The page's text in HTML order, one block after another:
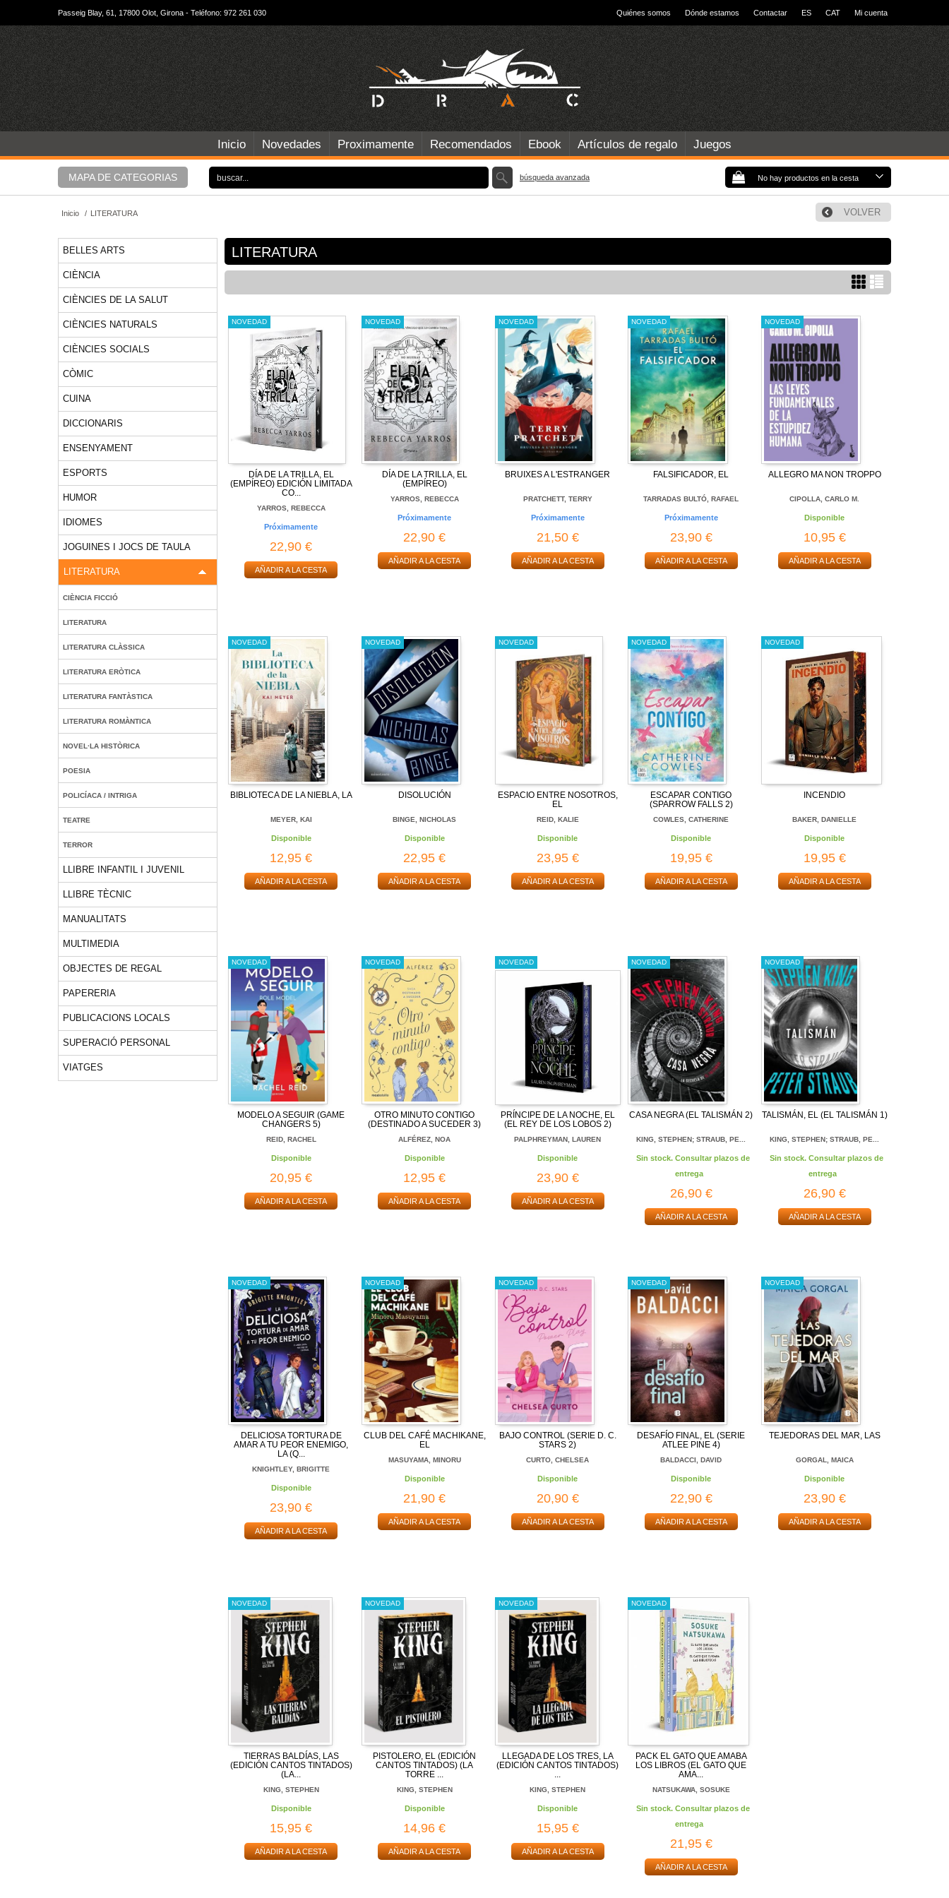
Passeig Blay, 61, 17800 Olot, Girona - Teléfono: 972 261 030 Quiénes somos Dónde estamos Contactar ES CAT Mi cuenta
Inicio Novedades Proximamente Recomendados Ebook Artículos de regalo Juegos
MAPA DE CATEGORIAS No hay productos en la cesta
búsqueda avanzada
Inicio / LITERATURA VOLVER
BELLES ARTS
CIÈNCIA
CIÈNCIES DE LA SALUT
CIÈNCIES NATURALS
CIÈNCIES SOCIALS
CÒMIC
CUINA
DICCIONARIS
ENSENYAMENT
ESPORTS
HUMOR
IDIOMES
JOGUINES I JOCS DE TAULA
LITERATURA
CIÈNCIA FICCIÓ
LITERATURA
LITERATURA CLÀSSICA
LITERATURA ERÒTICA
LITERATURA FANTÀSTICA
LITERATURA ROMÀNTICA
NOVEL·LA HISTÒRICA
POESIA
POLICÍACA / INTRIGA
TEATRE
TERROR
LLIBRE INFANTIL I JUVENIL
LLIBRE TÈCNIC
MANUALITATS
MULTIMEDIA
OBJECTES DE REGAL
PAPERERIA
PUBLICACIONS LOCALS
SUPERACIÓ PERSONAL
VIATGES
LITERATURA
NOVEDAD
DÍA DE LA TRILLA, EL
(EMPÍREO) EDICIÓN LIMITADA
CO...
YARROS, REBECCA
Próximamente
22,90 €
AÑADIR A LA CESTA
NOVEDAD
DÍA DE LA TRILLA, EL
(EMPÍREO)
YARROS, REBECCA
Próximamente
22,90 €
AÑADIR A LA CESTA
NOVEDAD
BRUIXES A L'ESTRANGER
PRATCHETT, TERRY
Próximamente
21,50 €
AÑADIR A LA CESTA
NOVEDAD
FALSIFICADOR, EL
TARRADAS BULTÓ, RAFAEL
Próximamente
23,90 €
AÑADIR A LA CESTA
NOVEDAD
ALLEGRO MA NON TROPPO
CIPOLLA, CARLO M.
Disponible
10,95 €
AÑADIR A LA CESTA
NOVEDAD
BIBLIOTECA DE LA NIEBLA, LA
MEYER, KAI
Disponible
12,95 €
AÑADIR A LA CESTA
NOVEDAD
DISOLUCIÓN
BINGE, NICHOLAS
Disponible
22,95 €
AÑADIR A LA CESTA
NOVEDAD
ESPACIO ENTRE NOSOTROS,
EL
REID, KALIE
Disponible
23,95 €
AÑADIR A LA CESTA
NOVEDAD
ESCAPAR CONTIGO
(SPARROW FALLS 2)
COWLES, CATHERINE
Disponible
19,95 €
AÑADIR A LA CESTA
NOVEDAD
INCENDIO
BAKER, DANIELLE
Disponible
19,95 €
AÑADIR A LA CESTA
NOVEDAD
MODELO A SEGUIR (GAME
CHANGERS 5)
REID, RACHEL
Disponible
20,95 €
AÑADIR A LA CESTA
NOVEDAD
OTRO MINUTO CONTIGO
(DESTINADO A SUCEDER 3)
ALFÉREZ, NOA
Disponible
12,95 €
AÑADIR A LA CESTA
NOVEDAD
PRÍNCIPE DE LA NOCHE, EL
(EL REY DE LOS LOBOS 2)
PALPHREYMAN, LAUREN
Disponible
23,90 €
AÑADIR A LA CESTA
NOVEDAD
CASA NEGRA (EL TALISMÁN 2)
KING, STEPHEN; STRAUB, PE...
Sin stock. Consultar plazos de
entrega
26,90 €
AÑADIR A LA CESTA
NOVEDAD
TALISMÁN, EL (EL TALISMÁN 1)
KING, STEPHEN; STRAUB, PE...
Sin stock. Consultar plazos de
entrega
26,90 €
AÑADIR A LA CESTA
NOVEDAD
DELICIOSA TORTURA DE
AMAR A TU PEOR ENEMIGO,
LA (Q...
KNIGHTLEY, BRIGITTE
Disponible
23,90 €
AÑADIR A LA CESTA
NOVEDAD
CLUB DEL CAFÉ MACHIKANE,
EL
MASUYAMA, MINORU
Disponible
21,90 €
AÑADIR A LA CESTA
NOVEDAD
BAJO CONTROL (SERIE D. C.
STARS 2)
CURTO, CHELSEA
Disponible
20,90 €
AÑADIR A LA CESTA
NOVEDAD
DESAFÍO FINAL, EL (SERIE
ATLEE PINE 4)
BALDACCI, DAVID
Disponible
22,90 €
AÑADIR A LA CESTA
NOVEDAD
TEJEDORAS DEL MAR, LAS
GORGAL, MAICA
Disponible
23,90 €
AÑADIR A LA CESTA
NOVEDAD
TIERRAS BALDÍAS, LAS
(EDICIÓN CANTOS TINTADOS)
(LA...
KING, STEPHEN
Disponible
15,95 €
AÑADIR A LA CESTA
NOVEDAD
PISTOLERO, EL (EDICIÓN
CANTOS TINTADOS) (LA
TORRE ...
KING, STEPHEN
Disponible
14,96 €
AÑADIR A LA CESTA
NOVEDAD
LLEGADA DE LOS TRES, LA
(EDICIÓN CANTOS TINTADOS)
KING, STEPHEN
Disponible
15,95 €
AÑADIR A LA CESTA
NOVEDAD
PACK EL GATO QUE AMABA
LOS LIBROS (EL GATO QUE
AMA...
NATSUKAWA, SOSUKE
Sin stock. Consultar plazos de
entrega
21,95 €
AÑADIR A LA CESTA